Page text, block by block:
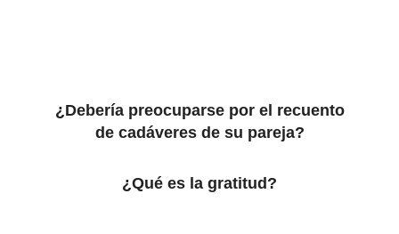
¿Debería preocuparse por el recuento
de cadáveres de su pareja?
¿Qué es la gratitud?